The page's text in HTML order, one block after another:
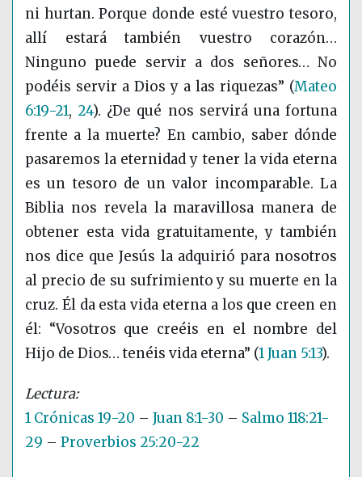
ni hurtan. Porque donde esté vuestro tesoro,
allí estará también vuestro corazón…
Ninguno puede servir a dos señores… No
podéis servir a Dios y a las riquezas” (Mateo
6:19-21, 24). ¿De qué nos servirá una fortuna
frente a la muerte? En cambio, saber dónde
pasaremos la eternidad y tener la vida eterna
es un tesoro de un valor incomparable. La
Biblia nos revela la maravillosa manera de
obtener esta vida gratuitamente, y también
nos dice que Jesús la adquirió para nosotros
al precio de su sufrimiento y su muerte en la
cruz. Él da esta vida eterna a los que creen en
él: “Vosotros que creéis en el nombre del
Hijo de Dios… tenéis vida eterna” (1 Juan 5:13).
1 Crónicas 19-20 – Juan 8:1-30 – Salmo 118:21-
29 – Proverbios 25:20-22